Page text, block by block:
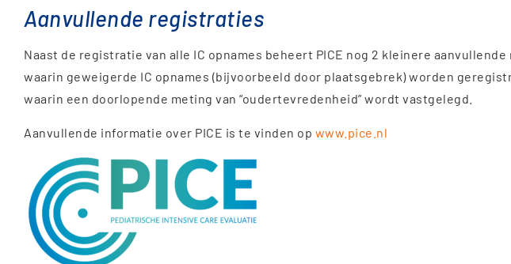
Aanvullende registraties
Naast de registratie van alle IC opnames beheert PICE nog 2 kleinere
waarin geweigerde IC opnames (bijvoorbeeld door plaatsgebrek) worden
waarin een doorlopende meting van “oudertevredenheid” wordt vastgelegd.
Aanvullende informatie over PICE is te vinden op www.pice.nl